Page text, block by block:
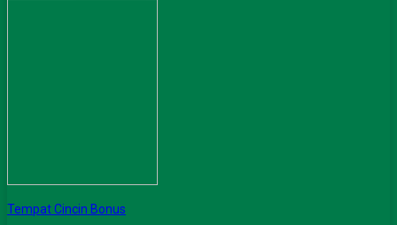
Tempat Cincin Bonus